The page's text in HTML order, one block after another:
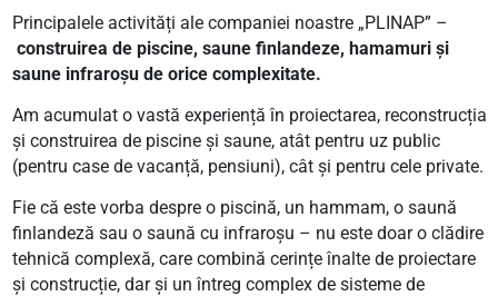
Principalele activități ale companiei noastre „PLINAP” –
construirea de piscine, saune finlandeze, hamamuri și
saune infraroșu de orice complexitate.
Am acumulat o vastă experiență în proiectarea, reconstrucția
și construirea de piscine și saune, atât pentru uz public
(pentru case de vacanță, pensiuni), cât și pentru cele private.
Fie că este vorba despre o piscină, un hammam, o saună
finlandeză sau o saună cu infraroșu – nu este doar o clădire
tehnică complexă, care combină cerințe înalte de proiectare
și construcție, dar și un întreg complex de sisteme de